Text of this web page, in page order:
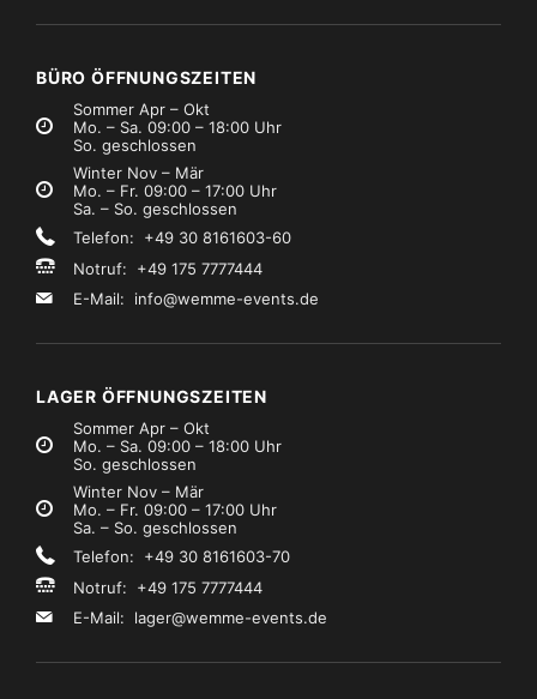
MwSt.)
(zzgl. MwSt.)
BÜRO ÖFFNUNGSZEITEN
Sommer Apr – Okt
Mo. – Sa. 09:00 – 18:00 Uhr
So. geschlossen
Winter Nov – Mär
Mo. – Fr. 09:00 – 17:00 Uhr
Sa. – So. geschlossen
Telefon: +49 30 8161603-60
Notruf: +49 175 7777444
E-Mail: info@wemme-events.de
LAGER ÖFFNUNGSZEITEN
Sommer Apr – Okt
Mo. – Sa. 09:00 – 18:00 Uhr
So. geschlossen
Winter Nov – Mär
Mo. – Fr. 09:00 – 17:00 Uhr
Sa. – So. geschlossen
Telefon: +49 30 8161603-70
Notruf: +49 175 7777444
E-Mail: lager@wemme-events.de